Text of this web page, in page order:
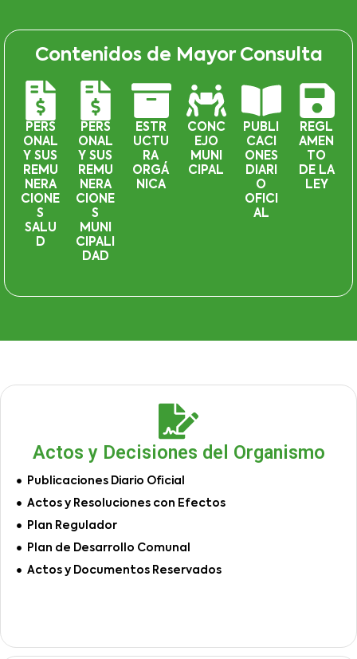
Contenidos de Mayor Consulta
PERS
ONAL
Y SUS
REMU
NERA
CIONE
S
SALU
D
PERS
ONAL
Y SUS
REMU
NERA
CIONE
S
MUNI
CIPALI
DAD
ESTR
UCTU
RA
ORGÁ
NICA
CONC
EJO
MUNI
CIPAL
PUBLI
CACI
ONES
DIARI
O
OFICI
AL
REGL
AMEN
TO
DE LA
LEY
Actos y Decisiones del Organismo
Publicaciones Diario Oficial
Actos y Resoluciones con Efectos
Plan Regulador
Plan de Desarrollo Comunal
Actos y Documentos Reservados